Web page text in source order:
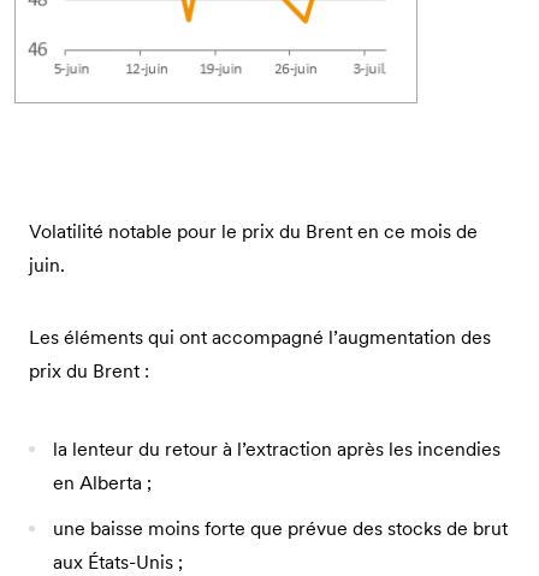
Volatilité notable pour le prix du Brent en ce mois de
juin.
Les éléments qui ont accompagné l’augmentation des
prix du Brent :
la lenteur du retour à l’extraction après les incendies
en Alberta ;
une baisse moins forte que prévue des stocks de brut
aux États-Unis ;